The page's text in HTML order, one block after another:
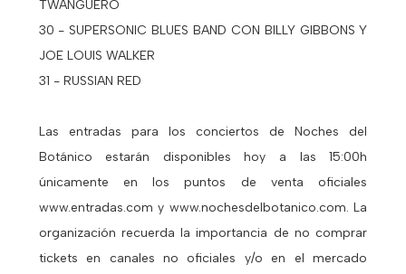
TWANGUERO
30 - SUPERSONIC BLUES BAND CON BILLY GIBBONS Y
JOE LOUIS WALKER
31 - RUSSIAN RED
Las entradas para los conciertos de Noches del
Botánico estarán disponibles hoy a las 15:00h
únicamente en los puntos de venta oficiales
www.entradas.com y www.nochesdelbotanico.com. La
organización recuerda la importancia de no comprar
tickets en canales no oficiales y/o en el mercado